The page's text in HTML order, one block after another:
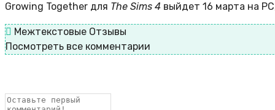
Growing Together для The Sims 4 выйдет 16 марта на
Межтекстовые Отзывы
Посмотреть все комментарии